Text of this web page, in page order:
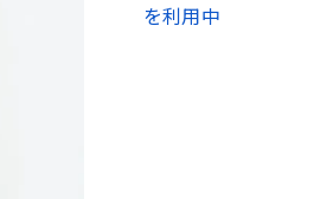
を利用中